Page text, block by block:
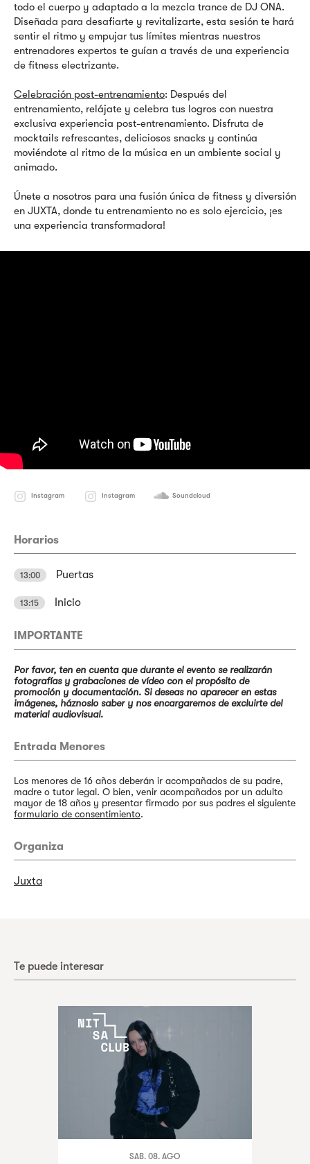
todo el cuerpo y adaptado a la mezcla trance de DJ ONA.
Diseñada para desafiarte y revitalizarte, esta sesión te hará
sentir el ritmo y empujar tus límites mientras nuestros
entrenadores expertos te guían a través de una experiencia
de fitness electrizante.
Celebración post-entrenamiento: Después del
entrenamiento, relájate y celebra tus logros con nuestra
exclusiva experiencia post-entrenamiento. Disfruta de
mocktails refrescantes, deliciosos snacks y continúa
moviéndote al ritmo de la música en un ambiente social y
animado.
Únete a nosotros para una fusión única de fitness y diversión
en JUXTA, donde tu entrenamiento no es solo ejercicio, ¡es
una experiencia transformadora!
Instagram Instagram Soundcloud
Horarios
13:00 Puertas
13:15 Inicio
IMPORTANTE
Por favor, ten en cuenta que durante el evento se realizarán
fotografías y grabaciones de vídeo con el propósito de
promoción y documentación. Si deseas no aparecer en estas
imágenes, háznoslo saber y nos encargaremos de excluirte del
material audiovisual.
Entrada Menores
Los menores de 16 años deberán ir acompañados de su padre,
madre o tutor legal. O bien, venir acompañados por un adulto
mayor de 18 años y presentar firmado por sus padres el siguiente
formulario de consentimiento.
Organiza
Juxta
Te puede interesar
SAB. 08. AGO